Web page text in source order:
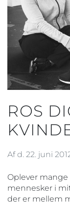
ROS
Af d. 22. juni
Oplever
mennesker i
der er mellem